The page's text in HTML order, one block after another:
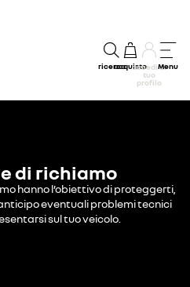
ricercaacquistoaccedi al
tuo
profilo
Menu
di richiamo
hanno l’obiettivo di proteggerti,
eventuali problemi tecnici
sul tuo veicolo.